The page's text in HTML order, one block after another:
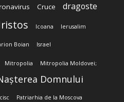
Cruce dragoste
Icoana Ierusalim
Boian Israel
Mitropolia Mitropolia Moldovei;
Domnului
Patriarhia de la Moscova